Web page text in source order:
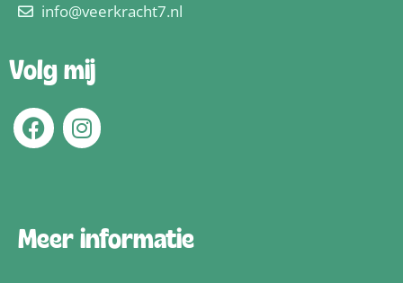
info@veerkracht7.nl
Volg mij
Meer informatie